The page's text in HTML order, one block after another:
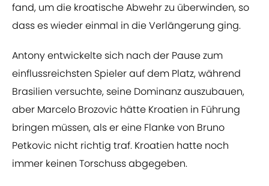
fand, um die kroatische Abwehr zu überwinden, so
dass es wieder einmal in die Verlängerung ging.
Antony entwickelte sich nach der Pause zum
einflussreichsten Spieler auf dem Platz, während
Brasilien versuchte, seine Dominanz auszubauen,
aber Marcelo Brozovic hätte Kroatien in Führung
bringen müssen, als er eine Flanke von Bruno
Petkovic nicht richtig traf. Kroatien hatte noch
immer keinen Torschuss abgegeben.